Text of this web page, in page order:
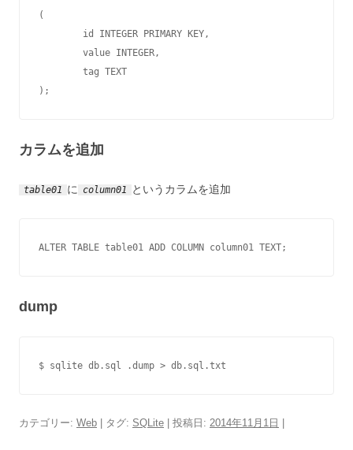
(
);
カラムを追加
table01 に column01 というカラムを追加
ALTER TABLE table01 ADD COLUMN column01 TEXT;
dump
カテゴリー: Web | タグ: SQLite | 投稿日: 2014年11月1日